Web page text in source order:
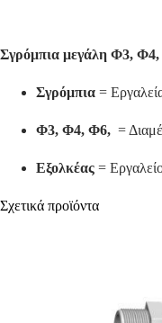
Σγρόμπια μεγάλη Φ3,
Σγρόμπια =
Φ3, Φ4, Φ6, =
Εξολκέας =
Σχετικά προϊόντα